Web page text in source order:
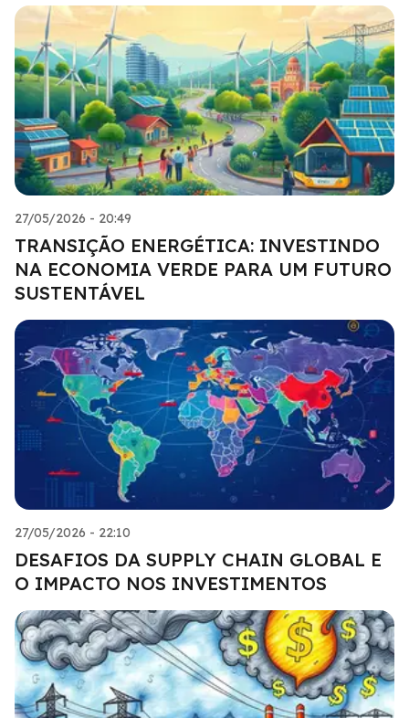
27/05/2026 - 20:49
TRANSIÇÃO ENERGÉTICA: INVESTINDO
NA ECONOMIA VERDE PARA UM FUTURO
SUSTENTÁVEL
27/05/2026 - 22:10
DESAFIOS DA SUPPLY CHAIN GLOBAL E
O IMPACTO NOS INVESTIMENTOS